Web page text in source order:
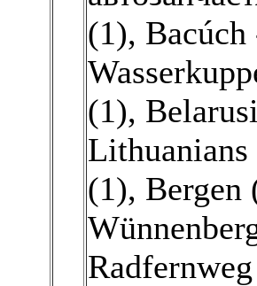
(1),
(1),
(1), Bergen